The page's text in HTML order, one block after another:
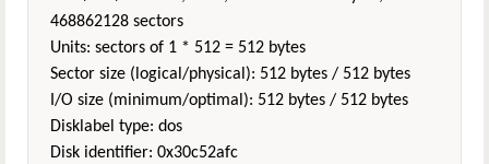
468862128 sectors
Units: sectors of 1 * 512 = 512 bytes
Sector size (logical/physical): 512 bytes / 512 bytes
I/O size (minimum/optimal): 512 bytes / 512 bytes
Disklabel type: dos
Disk identifier: 0x30c52afc